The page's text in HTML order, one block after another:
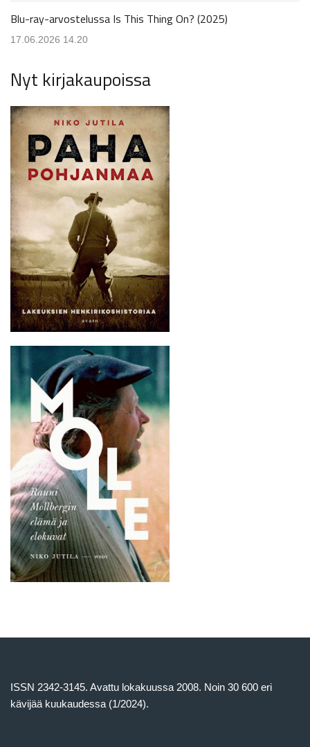
Blu-ray-arvostelussa Is This Thing On? (2025)
17.06.2026 14.20
Nyt kirjakaupoissa
ISSN 2342-3145. Avattu lokakuussa 2008. Noin 30 600 eri
kävijää kuukaudessa (1/2024).